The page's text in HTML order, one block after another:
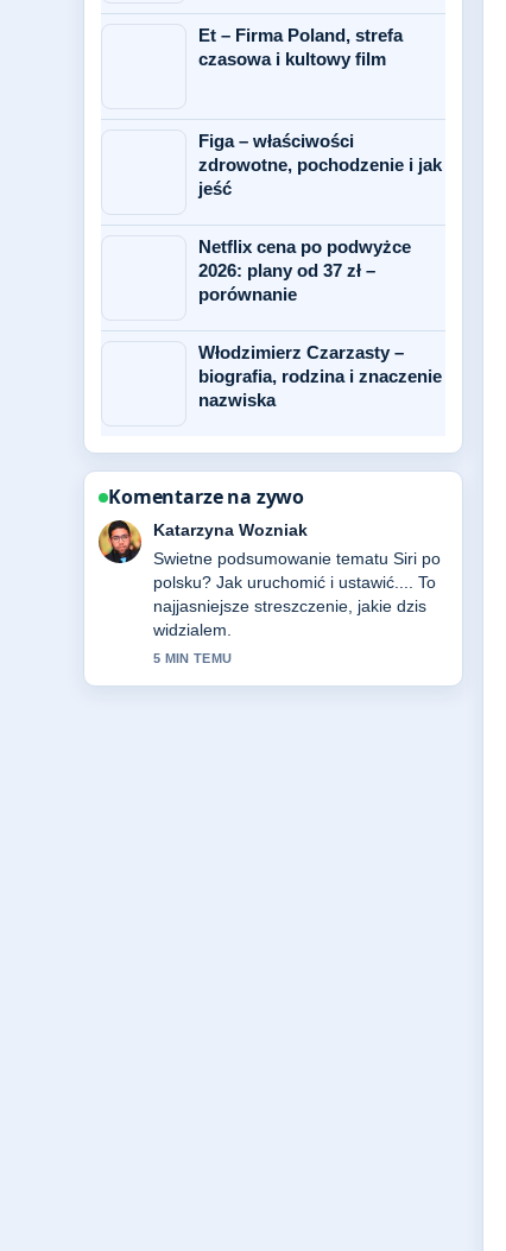
Et – Firma Poland, strefa
czasowa i kultowy film
Figa – właściwości
zdrowotne, pochodzenie i jak
jeść
Netflix cena po podwyżce
2026: plany od 37 zł –
porównanie
Włodzimierz Czarzasty –
biografia, rodzina i znaczenie
nazwiska
Komentarze na zywo
Michal Kaminski
Sledze Polkowice – z czego słyną,
bogactwo i... na biezaco i doceniam
wywazony ton.
7 MIN TEMU